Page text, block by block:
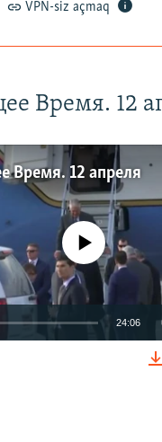
VPN-siz açmaq
Время. 12
Время. 12 апреля
source currently
24:06